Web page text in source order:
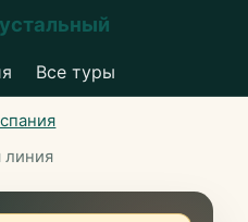
Все туры
линия